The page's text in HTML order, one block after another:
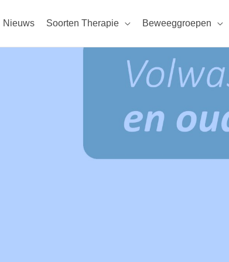
Nieuws Soorten Therapie Beweeggroepen